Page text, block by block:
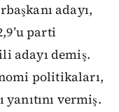
adayı,
parti
adayı demiş.
politikaları,
yanıtını vermiş.